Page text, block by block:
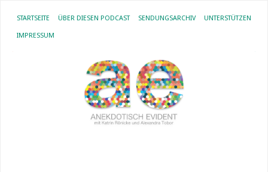
STARTSEITE ÜBER DIESEN PODCAST SENDUNGSARCHIV UNTERSTÜTZEN
IMPRESSUM